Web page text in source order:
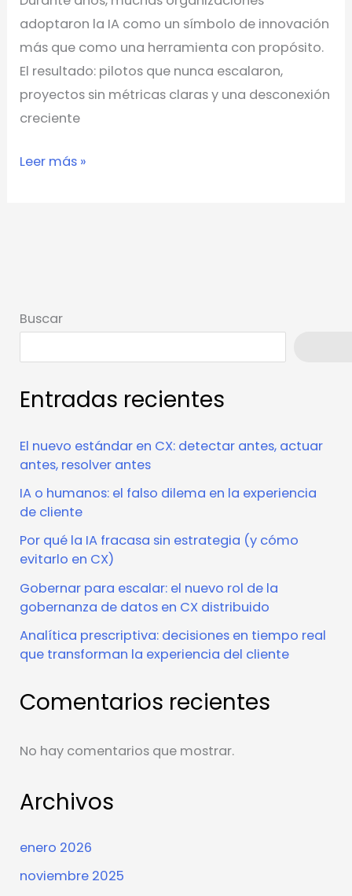
adoptaron la IA como un símbolo de innovación
más que como una herramienta con propósito.
El resultado: pilotos que nunca escalaron,
proyectos sin métricas claras y una desconexión
creciente
Leer más »
Buscar
Entradas recientes
El nuevo estándar en CX: detectar antes, actuar
antes, resolver antes
IA o humanos: el falso dilema en la experiencia
de cliente
Por qué la IA fracasa sin estrategia (y cómo
evitarlo en CX)
Gobernar para escalar: el nuevo rol de la
gobernanza de datos en CX distribuido
Analítica prescriptiva: decisiones en tiempo real
que transforman la experiencia del cliente
Comentarios recientes
No hay comentarios que mostrar.
Archivos
enero 2026
noviembre 2025